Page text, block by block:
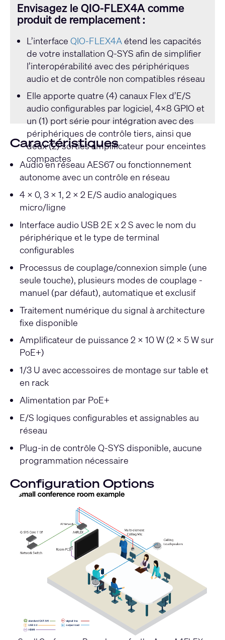
Envisagez le QIO-FLEX4A comme
produit de remplacement :
L’interface QIO-FLEX4Aétend les capacités
de votre installation Q-SYS afin de simplifier
l’interopérabilité avec des périphériques
audio et de contrôle non compatibles réseau
Elle apporte quatre (4) canaux Flex d’E/S
audio configurables par logiciel, 4x8 GPIO et
un (1) port série pour intégration avec des
périphériques de contrôle tiers, ainsi que
deux (2) sorties amplificateur pour enceintes
compactes
Caractéristiques
Audio en réseau AES67 ou fonctionnement
autonome avec un contrôle en réseau
4 x 0, 3 x 1, 2 x 2 E/S audio analogiques
micro/ligne
Interface audio USB 2E x 2 S avec le nom du
périphérique et le type de terminal
configurables
Processus de couplage/connexion simple (une
seule touche), plusieurs modes de couplage -
manuel (par défaut), automatique et exclusif
Traitement numérique du signal à architecture
fixe disponible
Amplificateur de puissance 2 x 10 W (2 x 5 W sur
PoE+)
1/3 U avec accessoires de montage sur table et
en rack
Alimentation par PoE+
E/S logiques configurables et assignables au
réseau
Plug-in de contrôle Q-SYS disponible, aucune
programmation nécessaire
Configuration Options